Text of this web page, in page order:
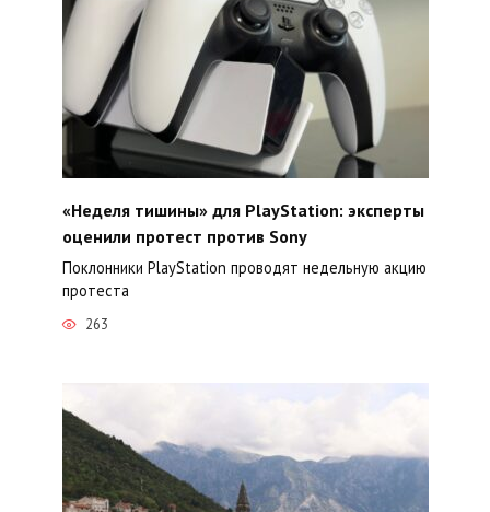
«Неделя тишины» для PlayStation: эксперты
оценили протест против Sony
Поклонники PlayStation проводят недельную акцию
протеста
263